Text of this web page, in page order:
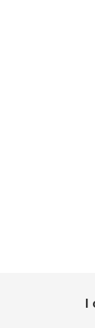
I